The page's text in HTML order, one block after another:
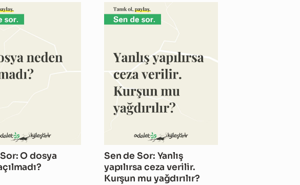
O dosya
Sen de Sor: Yanlış
yapılırsa ceza verilir.
Kurşun mu yağdırılır?